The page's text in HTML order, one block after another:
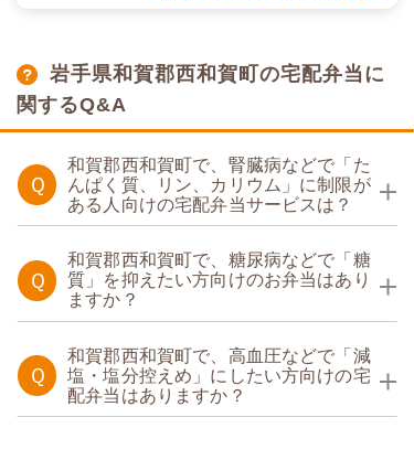
岩手県和賀郡西和賀町の宅配弁当に
関するQ&A
Ｑ
和賀郡西和賀町で、腎臓病などで「た
んぱく質、リン、カリウム」に制限が
ある人向けの宅配弁当サービスは？
Ｑ
和賀郡西和賀町で、糖尿病などで「糖
質」を抑えたい方向けのお弁当はあり
ますか？
Ｑ
和賀郡西和賀町で、高血圧などで「減
塩・塩分控えめ」にしたい方向けの宅
配弁当はありますか？